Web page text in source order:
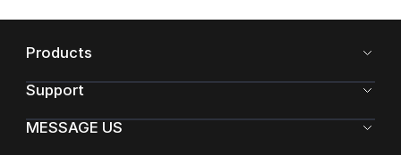
Products
Support
MESSAGE US